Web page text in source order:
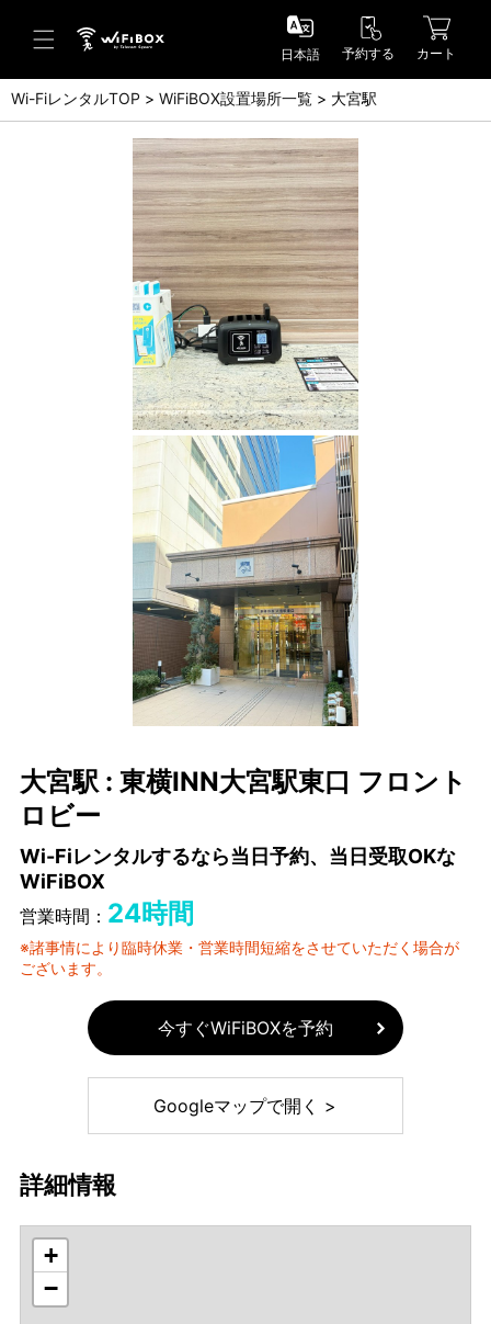
ヘルプ／お問い合わせ
ヘルプセンター(FAQ)(日本語)
Help Center(FAQ)(English)
お問い合わせ(日本語)
Inquiry(English)
日本語 予約する カート
Wi-FiレンタルTOP WiFiBOX設置場所一覧 大宮駅
大宮駅 : 東横INN大宮駅東口 フロント
ロビー
Wi-Fiレンタルするなら当日予約、当日受取OKな
WiFiBOX
営業時間： 24時間
※諸事情により臨時休業・営業時間短縮をさせていただく場合が
ございます。
今すぐWiFiBOXを予約
Googleマップで開く >
詳細情報
+
−